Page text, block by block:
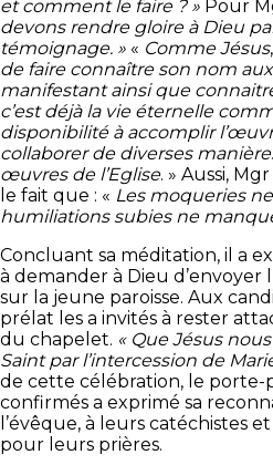
et comment le faire ? » Pour
devons rendre gloire à Dieu
témoignage. » « Comme Jésus
de faire connaître son nom
manifestant ainsi que
c’est déjà la vie éternelle
disponibilité à accomplir
collaborer de diverses
œuvres de l’Eglise. » Aussi,
le fait que : « Les moqueries
humiliations subies ne
Concluant sa méditation, il a
à demander à Dieu d’envoyer
sur la jeune paroisse. Aux
prélat les a invités à rester
du chapelet. « Que Jésus
Saint par l’intercession de
de cette célébration, le porte-
confirmés a exprimé sa
l’évêque, à leurs catéchistes
pour leurs prières.